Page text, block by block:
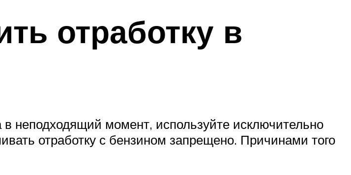
отработку в
неподходящий момент, используйте исключительно
отработку с бензином запрещено. Причинами того